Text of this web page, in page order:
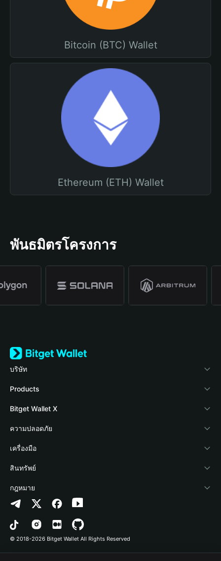
Bitcoin (BTC) Wallet
Ethereum (ETH) Wallet
พันธมิตรโครงการ
บริษัท
เกี่ยวกับ Bitget Wallet
Blog
Academy
ข่าวสารด้านคริปโต
ศูนย์ช่วยเหลือ
ติดต่อเรา
ทรัพยากรข้อมูลของแบรนด์
อาชีพ
Products
Crypto Card
Stablecoin Earn
Payfi Crypto
Crypto Swap API
Altcoin Season Index
Prediction Markets
DApp
Bitget Wallet X
นักพัฒนา
เชื่อมต่อ Wallet
Bitget Wallet Pay
ลิสต์โปรเจกต์
ความปลอดภัย
Protection Fund
เทคโนโลยีความปลอดภัย
เครื่องมือ
ซื้อคริปโต
การตรวจจับการอนุญาต
การตรวจจับสัญญา
การโอนเป็นชุด
สินทรัพย์
Arbitrum
Avalanche
Bitcoin
กฎหมาย
นโยบายความเป็นส่วนตัว
ข้อตกลงในการใช้บริการ
© 2018-2026 Bitget Wallet All Rights Reserved